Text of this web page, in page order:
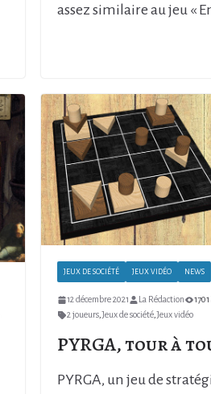
assez similaire au jeu «
JEUX DE SOCIÉTÉ JEUX VIDÉO NEWS
12 décembre 2021 La Rédaction
2 joueurs, Jeux de société, Jeux vidéo
PYRGA, tour à
PYRGA, un jeu de